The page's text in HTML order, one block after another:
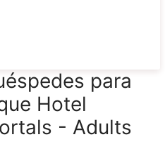
para
Hotel
- Adults